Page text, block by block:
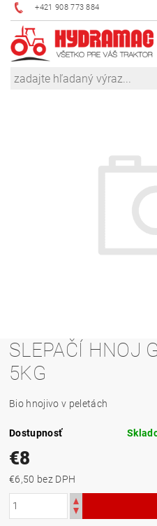
+421 908 773 884
SLEPAČÍ HNOJ
5KG
Bio hnojivo v peletách
Dostupnosť
€8
€6,50 bez DPH